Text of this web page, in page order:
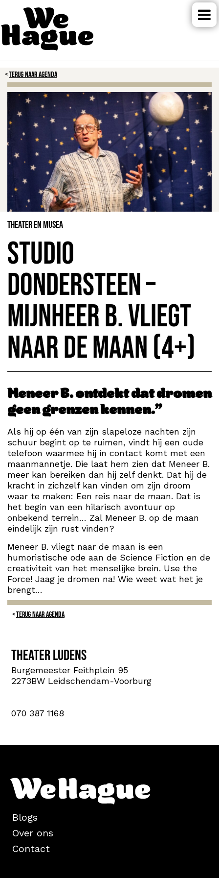
TERUG NAAR AGENDA
Theater en Musea
Studio
Dondersteen –
Mijnheer B. vliegt
naar de maan (4+)
Meneer B. ontdekt dat dromen
geen grenzen kennen.”
Als hij op één van zijn slapeloze nachten zijn
schuur begint op te ruimen, vindt hij een oude
telefoon waarmee hij in contact komt met een
maanmannetje. Die laat hem zien dat Meneer B.
meer kan bereiken dan hij zelf denkt. Dat hij de
kracht in zichzelf kan vinden om zijn droom
waar te maken: Een reis naar de maan. Dat is
het begin van een hilarisch avontuur op
onbekend terrein… Zal Meneer B. op de maan
eindelijk zijn rust vinden?
Meneer B. vliegt naar de maan is een
humoristische ode aan de Science Fiction en de
creativiteit van het menselijke brein. Use the
Force! Jaag je dromen na! Wie weet wat het je
brengt…
TERUG NAAR AGENDA
Theater Ludens
Burgemeester Feithplein 95
2273BW Leidschendam-Voorburg
070 387 1168
Blogs
Over ons
Contact